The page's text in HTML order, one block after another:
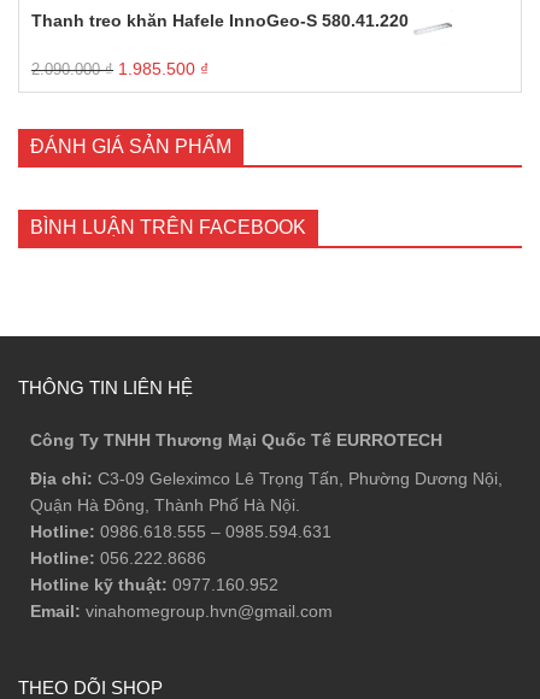
là:
tại
Thanh treo khăn Hafele InnoGeo-S 580.41.220
2.090.000₫ Giá
gốc
2.090.000 ₫.
1.985.500 ₫
hiện
là:
1.985.500 ₫.
ĐÁNH GIÁ SẢN PHẨM
BÌNH LUẬN TRÊN FACEBOOK
THÔNG TIN LIÊN HỆ
Công Ty TNHH Thương Mại Quốc Tế EURROTECH
Địa chỉ: C3-09 Geleximco Lê Trọng Tấn, Phường Dương Nội,
Quận Hà Đông, Thành Phố Hà Nội.
Hotline: 0986.618.555 – 0985.594.631
Hotline: 056.222.8686
Hotline kỹ thuật: 0977.160.952
Email: vinahomegroup.hvn@gmail.com
THEO DÕI SHOP